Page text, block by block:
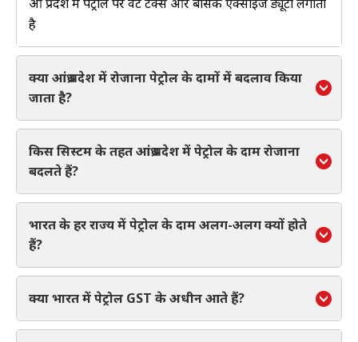
है
क्या आंध्र प्रदेश में रोजाना पेट्रोल के दामों में बदलाव किया
जाता है?
किस सिस्टम के तहत आंध्र प्रदेश में पेट्रोल के दाम रोजाना
बदलते हैं?
भारत के हर राज्य में पेट्रोल के दाम अलग-अलग क्यों होते
हैं?
क्या भारत में पेट्रोल GST के अधीन आते हैं?